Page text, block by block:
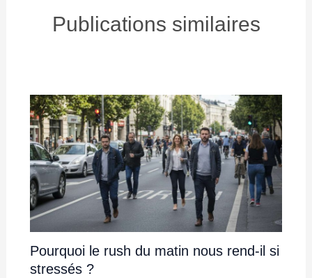
Publications similaires
Pourquoi le rush du matin nous rend-il si
stressés ?